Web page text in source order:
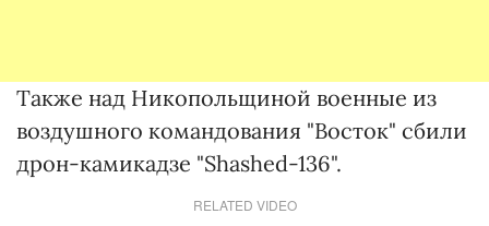
Также над Никопольщиной военные из
воздушного командования "Восток" сбили
дрон-камикадзе "Shashed-136".
RELATED VIDEO